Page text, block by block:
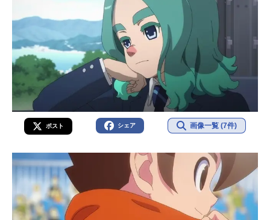
ポスト シェア 画像一覧 (7件)